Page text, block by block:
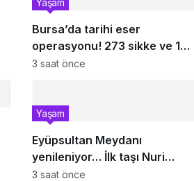
Bursa’da tarihi eser
operasyonu! 273 sikke ve 18
obje ele geçirildi
Yaşam
3 saat önce
Eyüpsultan Meydanı
yenileniyor… İlk taşı Nuri
Aslan koydu
Yaşam
3 saat önce